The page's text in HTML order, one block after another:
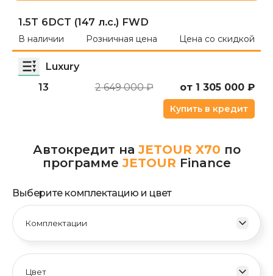
1.5T 6DCT (147 л.с.) FWD
В наличии Розничная цена Цена со скидкой
Luxury
13
2 649 000 ₽ от 1 305 000 ₽
Купить в кредит
Автокредит наJETOUR X70 по
программеJETOUR Finance
Выберите комплектацию и цвет